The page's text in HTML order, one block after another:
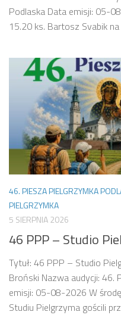
Podlaska Data emisji: 05-
15.20 ks. Bartosz Svabik
46. PIESZA PIELGRZYMKA
PIELGRZYMKA
5 SIERPNIA 2026
46 PPP – Studio
Tytuł: 46 PPP – Studio
Broński Nazwa audycji: 46.
emisji: 05-08-2026 W
Studiu Pielgrzyma gościli